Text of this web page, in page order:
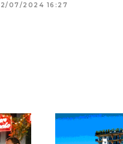
07/2024 16:27